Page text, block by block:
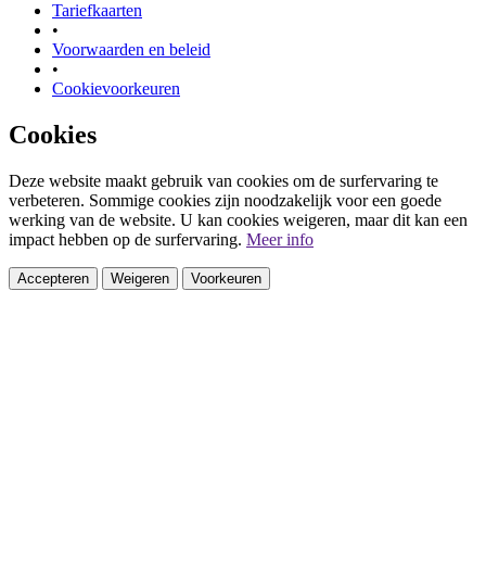
Tariefkaarten
•
Voorwaarden en beleid
•
Cookievoorkeuren
Cookies
Deze website maakt gebruik van cookies om de surfervaring te
verbeteren. Sommige cookies zijn noodzakelijk voor een goede
werking van de website. U kan cookies weigeren, maar dit kan een
impact hebben op de surfervaring. Meer info
Accepteren Weigeren Voorkeuren